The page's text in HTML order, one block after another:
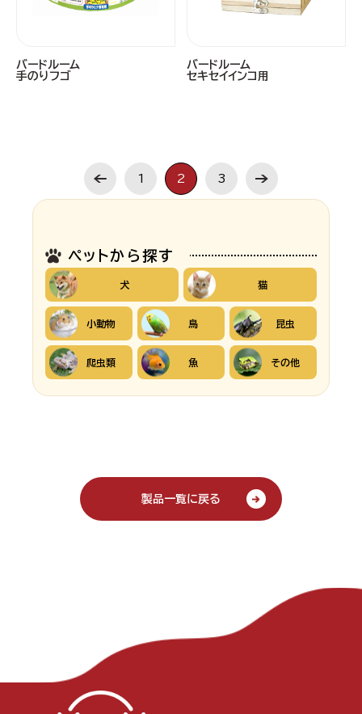
バードルーム
手のりフゴ
バードルーム
セキセイインコ用
1 2 3
ペットから探す
犬 猫
小動物 鳥 昆虫
爬虫類 魚 その他
製品一覧に戻る